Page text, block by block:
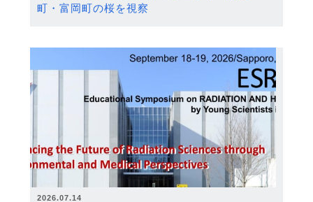
町・富岡町の桜を視察
2026.07.14